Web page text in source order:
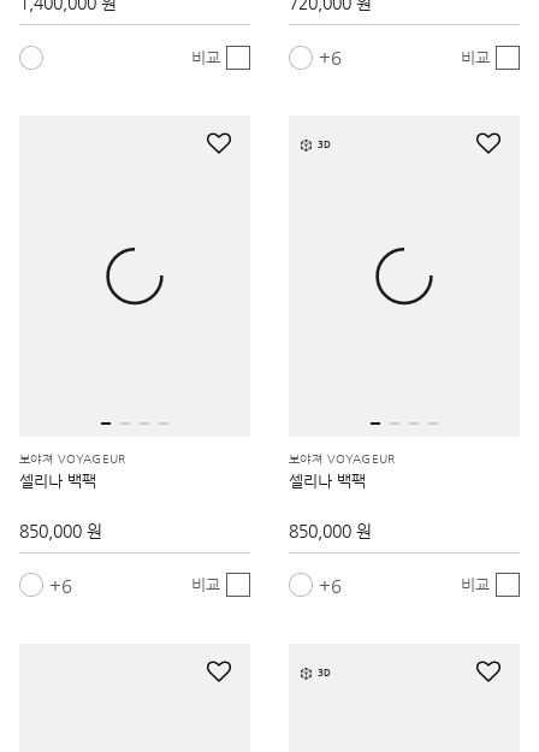
비교 6 비교
보야져 VOYAGEUR
셀리나 백팩
850,000 원
6 비교
3D
보야져 VOYAGEUR
셀리나 백팩
850,000 원
6 비교
3D